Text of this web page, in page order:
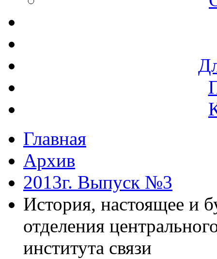
Главная
Архив
2013г. Выпуск №3
История, настоящее и
отделения
института связи